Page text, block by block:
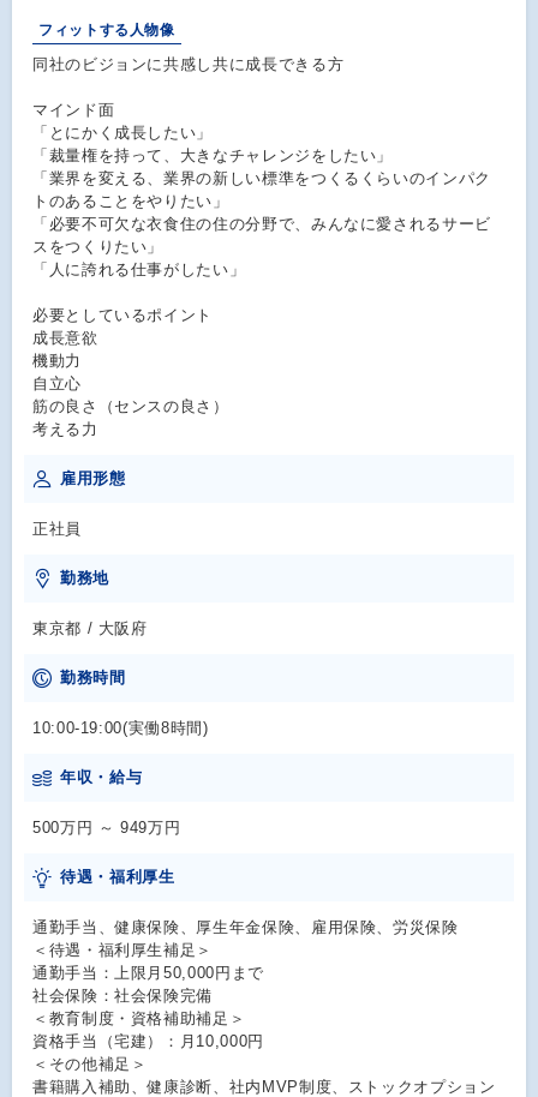
フィットする人物像
同社のビジョンに共感し共に成長できる方
マインド⾯
「とにかく成⻑したい」
「裁量権を持って、⼤きなチャレンジをしたい」
「業界を変える、業界の新しい標準をつくるくらいのインパク
トのあることをやりたい」
「必要不可⽋な⾐⾷住の住の分野で、みんなに愛されるサービ
スをつくりたい」
「⼈に誇れる仕事がしたい」
必要としているポイント
成⻑意欲
機動⼒
⾃⽴⼼
筋の良さ（センスの良さ）
考える⼒
雇用形態
正社員
勤務地
東京都 / 大阪府
勤務時間
10:00-19:00(実働8時間)
年収・給与
500万円 ～ 949万円
待遇・福利厚生
通勤手当、健康保険、厚生年金保険、雇用保険、労災保険
＜待遇・福利厚生補足＞
通勤手当：上限月50,000円まで
社会保険：社会保険完備
＜教育制度・資格補助補足＞
資格手当（宅建）：月10,000円
＜その他補足＞
書籍購入補助、健康診断、社内MVP制度、ストックオプション